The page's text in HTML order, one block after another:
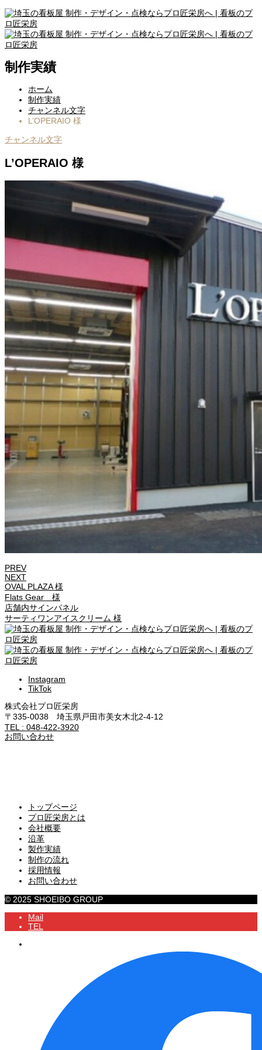
制作実績
ホーム
制作実績
チャンネル文字
L’OPERAIO 様
チャンネル文字
L’OPERAIO 様
PREV
NEXT
OVAL PLAZA 様
Flats Gear 様
店舗内サインパネル
サーティワンアイスクリーム 様
Instagram
TikTok
株式会社プロ匠栄房
〒335-0038 埼玉県戸田市美女木北2-4-12
TEL : 048-422-3920
お問い合わせ
トップページ
プロ匠栄房とは
会社概要
沿革
製作実績
制作の流れ
採用情報
お問い合わせ
© 2025 SHOEIBO GROUP
Mail
TEL